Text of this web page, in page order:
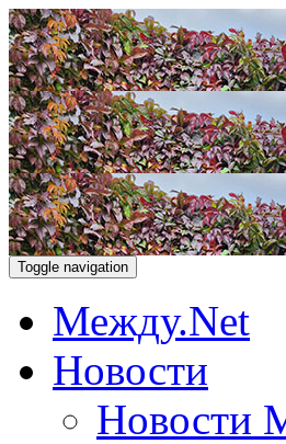
Toggle navigation
Между.Net
Новости
Новости